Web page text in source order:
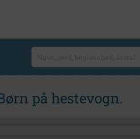
på hestevogn.